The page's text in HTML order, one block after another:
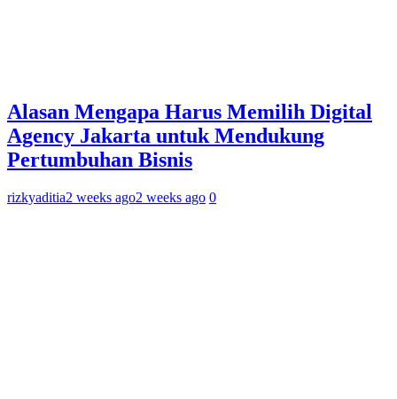
Alasan Mengapa Harus Memilih Digital
Agency Jakarta untuk Mendukung
Pertumbuhan Bisnis
rizkyaditia2 weeks ago2 weeks ago 0